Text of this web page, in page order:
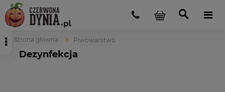
Strona główna Piwowarstwo
Dezynfekcja